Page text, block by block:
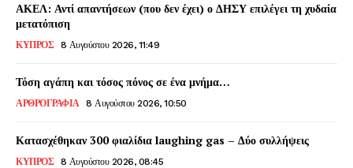
ΑΚΕΛ: Αντί απαντήσεων (που δεν έχει) ο ΔΗΣΥ επιλέγει τη χυδαία
μετατόπιση
ΚΥΠΡΟΣ 8 Αυγούστου 2026, 11:49
Τόση αγάπη και τόσος πόνος σε ένα μνήμα…
ΑΡΘΡΟΓΡΑΦΙΑ 8 Αυγούστου 2026, 10:50
Κατασχέθηκαν 300 φιαλίδια laughing gas – Δύο συλλήψεις
ΚΥΠΡΟΣ 8 Αυγούστου 2026, 08:45